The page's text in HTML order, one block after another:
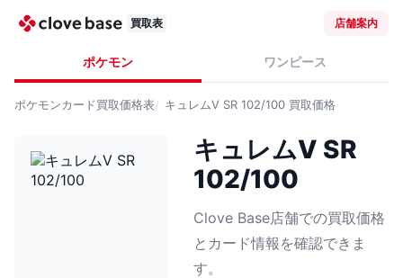
買取表 店舗案内
ポケモン ワンピース
ポケモンカード買取価格表 キュレムV SR 102/100 買取価格
キュレムV SR
102/100
Clove Base店舗での買取価格
とカード情報を確認できま
す。